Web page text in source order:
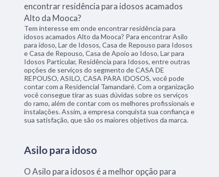
encontrar residência para idosos acamados
Alto da Mooca?
Tem interesse em onde encontrar residência para
idosos acamados Alto da Mooca? Para encontrar Asilo
para idoso, Lar de Idosos, Casa de Repouso para Idosos
e Casa de Repouso, Casa de Apoio ao Idoso, Lar para
Idosos Particular, Residência para Idosos, entre outras
opções de serviços do segmento de CASA DE
REPOUSO, ASILO, CASA PARA IDOSOS, você pode
contar com a Residencial Tamandaré. Com a organização
você consegue tirar as suas dúvidas sobre os serviços
do ramo, além de contar com os melhores profissionais e
instalações. Assim, a empresa conquista sua confiança e
sua satisfação, que são os maiores objetivos da marca.
Asilo para idoso
O Asilo para idosos é a melhor opção para